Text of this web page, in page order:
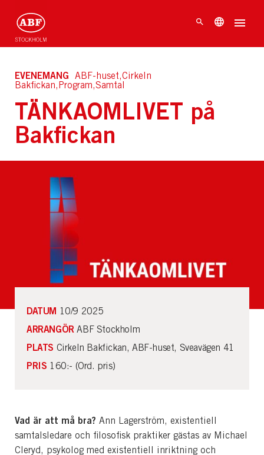
EVENEMANG ABF-huset,Cirkeln
Bakfickan,Program,Samtal
TÄNKAOMLIVET på
Bakfickan
Vad är att må bra? Ann Lagerström, existentiell
samtalsledare och filosofisk praktiker gästas av Michael
Cleryd, psykolog med existentiell inriktning och
DATUM 10/9 2025
ARRANGÖRABF Stockholm
PLATS Cirkeln Bakfickan, ABF-huset, Sveavägen 41
PRIS 160:- (Ord. pris)